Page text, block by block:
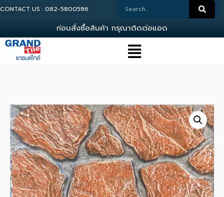
CONTACT US : 082-5800586
กอนสงซอสนคา กรณาตดตอแอดม